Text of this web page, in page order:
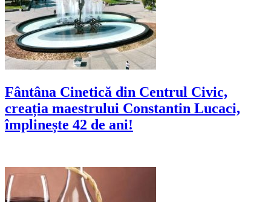
Fântâna Cinetică din Centrul Civic,
creația maestrului Constantin Lucaci,
împlinește 42 de ani!